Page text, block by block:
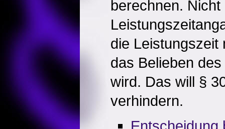
berechnen.
die Leistungszeit
das Belieben
wird. Das will §
verhindern.